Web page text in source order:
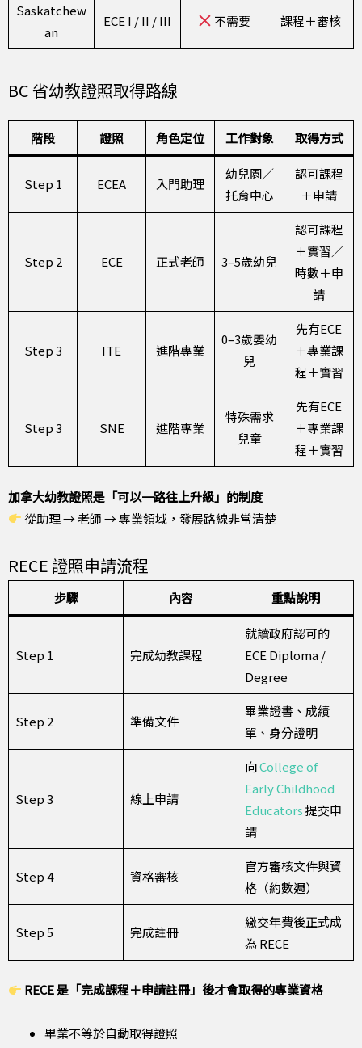
Saskatchew
an
ECE I / II / III 不需要 課程＋審核
BC 省幼教證照取得路線
階段 證照 角色定位 工作對象 取得方式
Step 1 ECEA 入門助理
幼兒園／
托育中心
認可課程
＋申請
Step 2 ECE 正式老師 3–5歲幼兒
認可課程
＋實習／
時數＋申
請
Step 3 ITE 進階專業
0–3歲嬰幼
兒
先有ECE
＋專業課
程＋實習
Step 3 SNE 進階專業
特殊需求
兒童
先有ECE
＋專業課
程＋實習
加拿大幼教證照是「可以一路往上升級」的制度
從助理 → 老師 → 專業領域，發展路線非常清楚
RECE 證照申請流程
步驟 內容 重點說明
Step 1 完成幼教課程
就讀政府認可的
ECE Diploma /
Degree
Step 2 準備文件
畢業證書、成績
單、身分證明
Step 3 線上申請
向College of
Early Childhood
Educators提交申
請
Step 4 資格審核
官方審核文件與資
格（約數週）
Step 5 完成註冊
繳交年費後正式成
為 RECE
RECE 是「完成課程＋申請註冊」後才會取得的專業資格
畢業不等於自動取得證照